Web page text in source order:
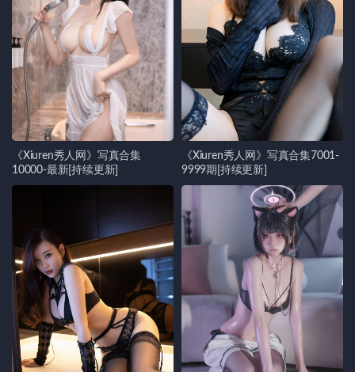
《Xiuren秀人网》写真合集
10000-最新[持续更新]
《Xiuren秀人网》写真合集7001-
9999期[持续更新]